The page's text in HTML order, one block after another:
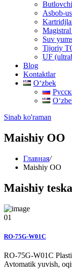
Asbob-
Suv
Tijoriy
UF
Blog
Kontaktlar
Oʻzbek
Sinab ko'raman
Maishiy OO
Главная/
Maishiy OO
Maishiy
01
RO-75G-W01С
RO-75G-W01C
Avtomatik yuvish,